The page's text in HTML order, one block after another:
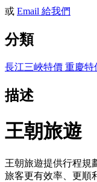
或 Email 給我們
分類
長江三峽特價 重慶特
描述
王朝旅遊
王朝旅遊提供行程規
旅客更有效率、更順